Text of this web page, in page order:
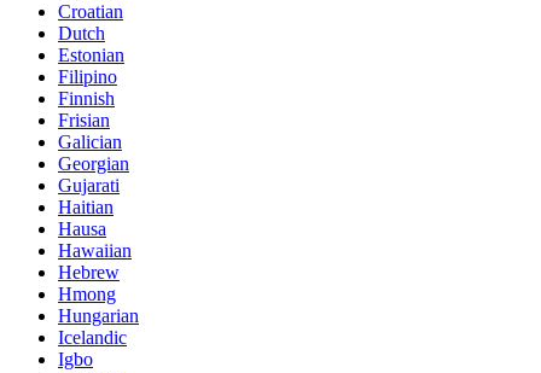
Croatian
Dutch
Estonian
Filipino
Finnish
Frisian
Galician
Georgian
Gujarati
Haitian
Hausa
Hawaiian
Hebrew
Hmong
Hungarian
Icelandic
Igbo